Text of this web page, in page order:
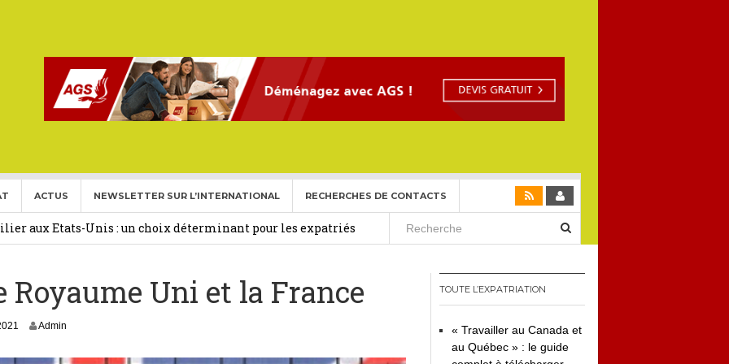
ACTUS NEWSLETTER SUR L’INTERNATIONAL RECHERCHES DE CONTACTS
aux Etats Unis pour l’année 2026-2027. 27 février 2026
aux Etats-Unis : un choix déterminant pour les expatriés
Expatriés 30 novembre 2025
Card)
Royaume Uni et la France
Admin
TOUTE L’EXPATRIATION
« Travailler au Canada et
au Québec » : le guide